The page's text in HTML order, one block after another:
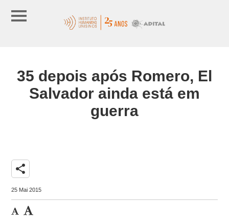
35 depois após Romero, El
Salvador ainda está em
guerra
share
25 Mai 2015